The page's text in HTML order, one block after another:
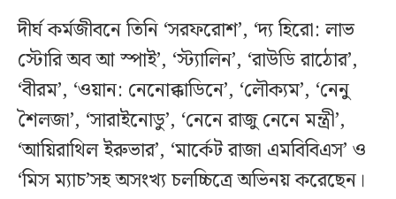
দীর্ঘ কর্মজীবনে তিনি ‘সরফরোশ’, ‘দ্য হিরো: লাভ
স্টোরি অব আ স্পাই’, ‘স্ট্যালিন’, ‘রাউডি রাঠোর’,
‘বীরম’, ‘ওয়ান: নেনোক্কাডিনে’, ‘লৌক্যম’, ‘নেনু
শৈলজা’, ‘সারাইনোডু’, ‘নেনে রাজু নেনে মন্ত্রী’,
‘আয়িরাথিল ইরুভার’, ‘মার্কেট রাজা এমবিবিএস’ ও
‘মিস ম্যাচ’সহ অসংখ্য চলচ্চিত্রে অভিনয় করেছেন।